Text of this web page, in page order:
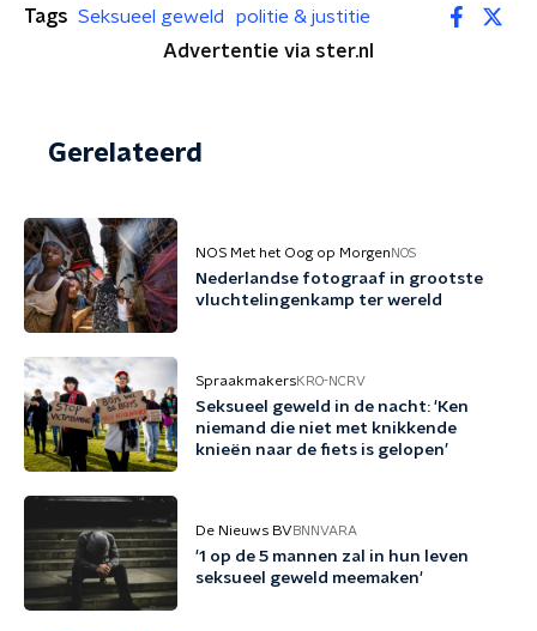
Tags Seksueel geweld
politie & justitie
Advertentie via ster.nl
Gerelateerd
NOS Met het Oog op Morgen NOS
Nederlandse fotograaf in grootste
vluchtelingenkamp ter wereld
SpraakmakersKRO-NCRV
Seksueel geweld in de nacht: 'Ken
niemand die niet met knikkende
knieën naar de fiets is gelopen’
De Nieuws BV BNNVARA
'1 op de 5 mannen zal in hun leven
seksueel geweld meemaken'